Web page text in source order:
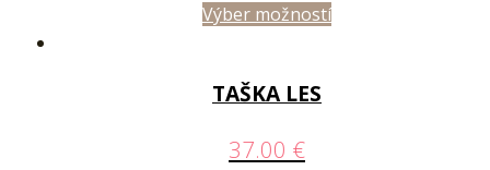
Výber možností
TAŠKA LES
37.00 €